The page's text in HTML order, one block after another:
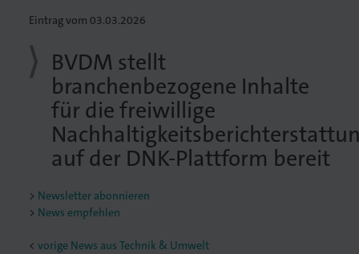
Eintrag vom 03.03.2026
BVDM stellt
branchenbezogene Inhalte
für die freiwillige
auf der DNK-Plattform bereit
Newsletter abonnieren
News empfehlen
<vorige News aus Technik & Umwelt